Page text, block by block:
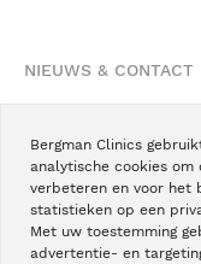
Bergman Clinics
analytische cookies
verbeteren en voor het
statistieken op een
Met uw toestemming
advertentie- en
NIEUWS & CONTACT
Blogs
Podcast
Pressroom
Instagram